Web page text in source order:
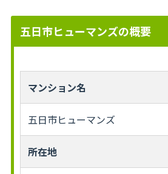
五日市ヒューマンズの概要
マンション名
五日市ヒューマンズ
所在地